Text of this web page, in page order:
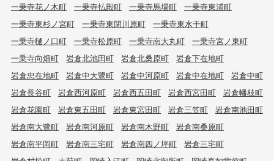
一乗寺花ノ木町
一乗寺払殿町 一乗寺馬場町
一乗寺東浦町
一乗寺東杉ノ宮町
一乗寺東閉川原町
一乗寺東水干町
一乗寺樋ノ口町
一乗寺松原町 一乗寺南大丸町
一乗寺宮ノ東町
一乗寺向畑町
岩倉北池田町 岩倉北桑原町
岩倉下在地町
岩倉忠在地町
岩倉中大鷺町 岩倉中河原町 岩倉中在地町
岩倉中町
岩倉長谷町
岩倉西河原町 岩倉西五田町 岩倉西宮田町
岩倉幡枝町
岩倉花園町
岩倉東五田町 岩倉東宮田町 岩倉三笠町
岩倉南池田町
岩倉南大鷺町
岩倉南河原町 岩倉南木野町
岩倉南桑原町
岩倉南平岡町
岩倉南三宅町 岩倉南四ノ坪町
岩倉三宅町